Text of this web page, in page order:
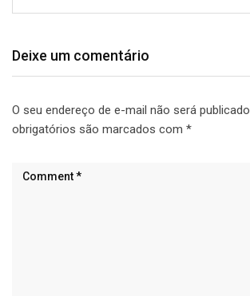
Deixe um comentário
O seu endereço de e-mail não será publicado.
obrigatórios são marcados com *